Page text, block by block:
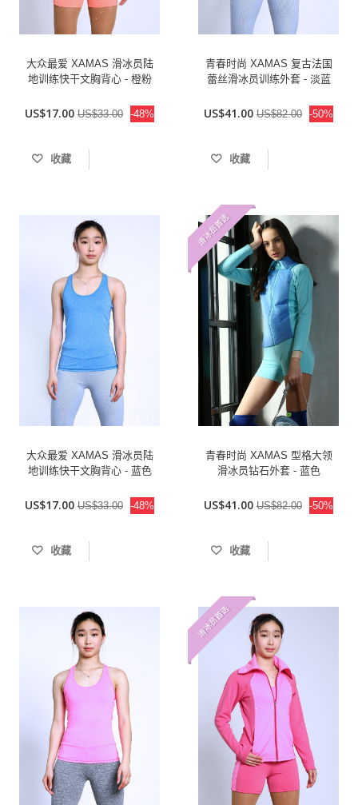
大众最爱 XAMAS 滑冰员陆
地训练快干文胸背心 - 橙粉
US$17.00 US$33.00 -48%
收藏
青春时尚 XAMAS 复古法国
蕾丝滑冰员训练外套 - 淡蓝
US$41.00 US$82.00 -50%
收藏
大众最爱 XAMAS 滑冰员陆
地训练快干文胸背心 - 蓝色
US$17.00 US$33.00 -48%
收藏
青春时尚 XAMAS 型格大领
滑冰员钻石外套 - 蓝色
滑冰员首选
US$41.00 US$82.00 -50%
收藏
滑冰员首选